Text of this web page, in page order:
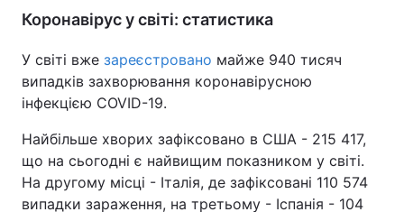
Коронавірус у світі: статистика
У світі вже зареєстровано майже 940 тисяч
випадків захворювання коронавірусною
інфекцією COVID-19.
Найбільше хворих зафіксовано в США - 215 417,
що на сьогодні є найвищим показником у світі.
На другому місці - Італія, де зафіксовані 110 574
випадки зараження, на третьому - Іспанія - 104